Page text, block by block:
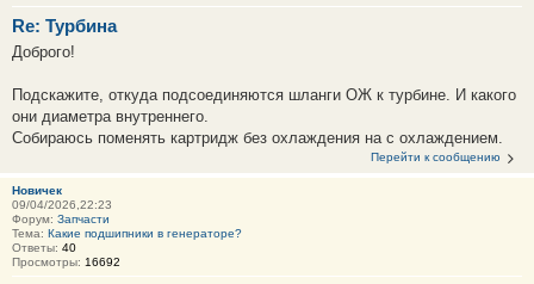
Re: Турбина
Доброго!
Подскажите, откуда подсоединяются шланги ОЖ к турбине. И какого
они диаметра внутреннего.
Собираюсь поменять картридж без охлаждения на с охлаждением.
Перейти к сообщению
Новичек
09/04/2026,22:23
Форум: Запчасти
Тема: Какие подшипники в генераторе?
Ответы: 40
Просмотры: 16692